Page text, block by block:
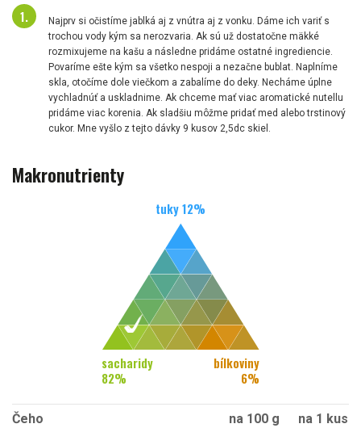
Najprv si očistíme jablká aj z vnútra aj z vonku. Dáme ich variť s
trochou vody kým sa nerozvaria. Ak sú už dostatočne mäkké
rozmixujeme na kašu a následne pridáme ostatné ingrediencie.
Povaríme ešte kým sa všetko nespoji a nezačne bublat. Naplníme
skla, otočíme dole viečkom a zabalíme do deky. Necháme úplne
vychladnúť a uskladnime. Ak chceme mať viac aromatické nutellu
pridáme viac korenia. Ak sladšiu môžme pridať med alebo trstinový
cukor. Mne vyšlo z tejto dávky 9 kusov 2,5dc skiel.
Makronutrienty
tuky12%
sacharidy
82%
bílkoviny
6%
Čeho na 100 g
na 1 kus